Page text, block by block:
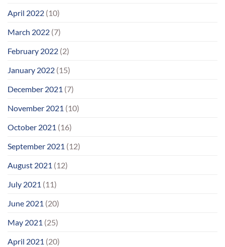
April 2022 (10)
March 2022 (7)
February 2022 (2)
January 2022 (15)
December 2021 (7)
November 2021 (10)
October 2021 (16)
September 2021 (12)
August 2021 (12)
July 2021 (11)
June 2021 (20)
May 2021 (25)
April 2021 (20)